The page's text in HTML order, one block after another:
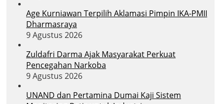
Age Kurniawan Terpilih Aklamasi Pimpin IKA-PMII
Dharmasraya
9 Agustus 2026
Zuldafri Darma Ajak Masyarakat Perkuat
Pencegahan Narkoba
9 Agustus 2026
UNAND dan Pertamina Dumai Kaji Sistem